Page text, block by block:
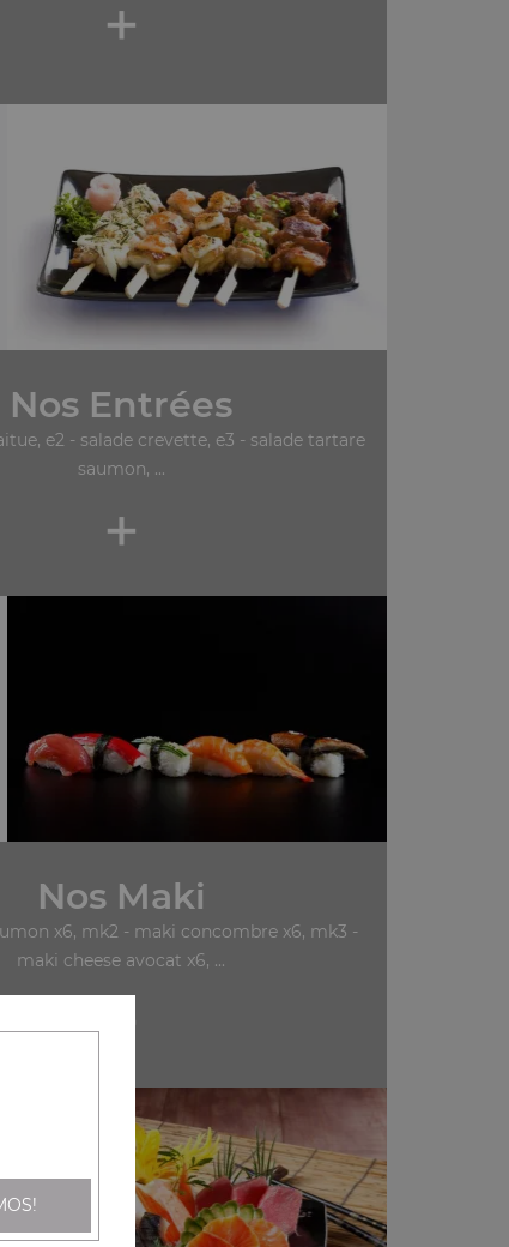
+
Nos Entrées
e2 - salade crevette, e3 - salade tartare
saumon, ...
+
Nos Maki
x6, mk2 - maki concombre x6, mk3 -
maki cheese avocat x6, ...
+